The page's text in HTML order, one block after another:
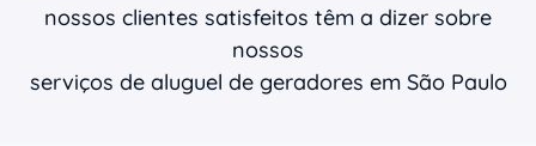
nossos clientes satisfeitos têm a dizer sobre
nossos
serviços de aluguel de geradores em São Paulo